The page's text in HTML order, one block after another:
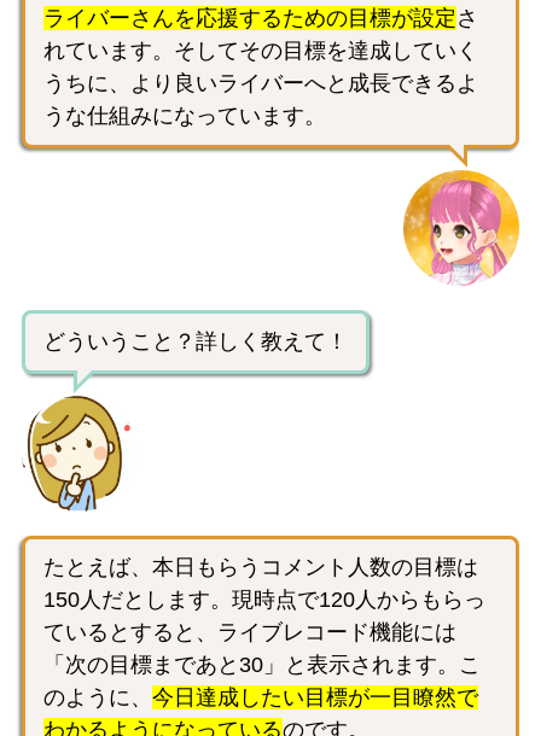
ライバーさんを応援するための目標が設定 さ
れています。そしてその目標を達成していく
うちに、より良いライバーへと成長できるよ
うな仕組みになっています。
どういうこと？詳しく教えて！
たとえば、本日もらうコメント人数の目標は
150人だとします。現時点で120人からもらっ
ているとすると、ライブレコード機能には
「次の目標まであと30」と表示されます。こ
のように、 今日達成したい目標が一目瞭然で
わかるようになっているのです。